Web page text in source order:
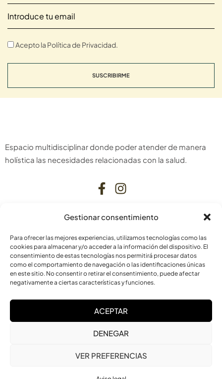
Gestionar consentimiento
Para ofrecer las mejores experiencias, utilizamos tecnologías como las
cookies para almacenar y/o acceder a la información del dispositivo. El
consentimiento de estas tecnologías nos permitirá procesar datos
como el comportamiento de navegación o las identificaciones únicas
en este sitio. No consentir o retirar el consentimiento, puede afectar
negativamente a ciertas características y funciones.
ACEPTAR
DENEGAR
VER PREFERENCIAS
Acepto la Política de Privacidad.
SUSCRIBIRME
Espacio multidisciplinar donde poder atender de manera
holística las necesidades relacionadas con la salud.
C. Bardenas Reales, 11, bajo
31006 Pamplona
Navarra